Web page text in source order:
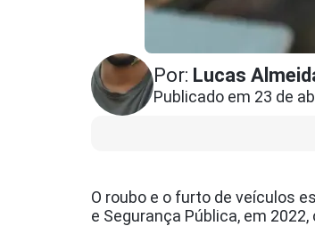
Por: Lucas
Publicado em 23 de
O roubo e o furto de veículos
e Segurança Pública, em